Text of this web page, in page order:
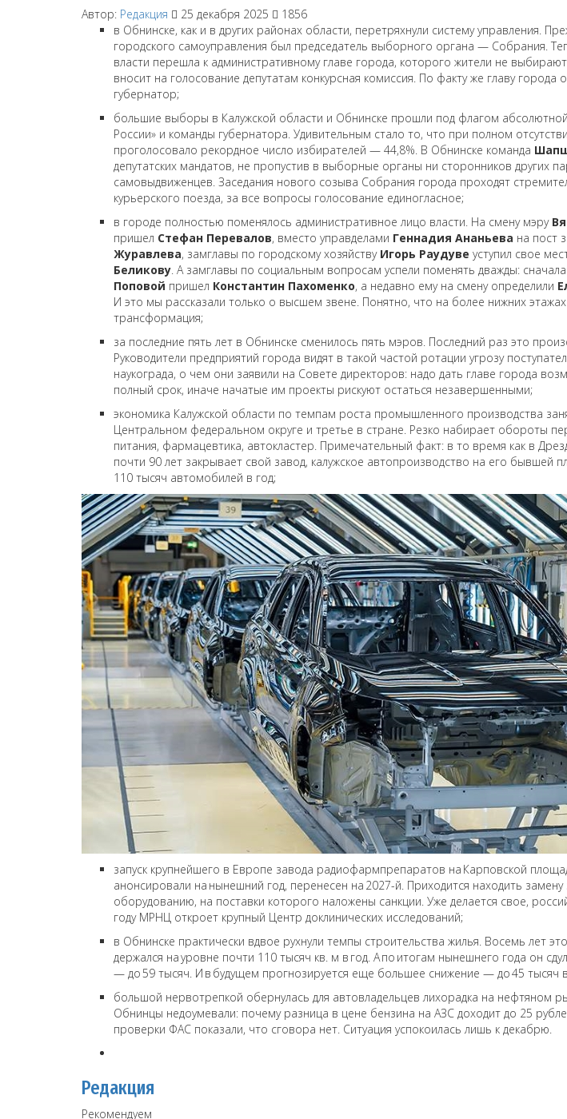
Автор: Редакция 25 декабря 2025
1856
в Обнинске, как и в других районах области, перетряхнули систему управления.
городского самоуправления был председатель выборного органа — Собрания.
власти перешла к административному главе города, которого жители не
вносит на голосование депутатам конкурсная комиссия. По факту же главу города
губернатор;
большие выборы в Калужской области и Обнинске прошли под флагом
России» и команды губернатора. Удивительным стало то, что при полном
проголосовало рекордное число избирателей — 44,8%. В Обнинске команда
депутатских мандатов, не пропустив в выборные органы ни сторонников других
самовыдвиженцев. Заседания нового созыва Собрания города проходят
курьерского поезда, за все вопросы голосование единогласное;
в городе полностью поменялось административное лицо власти. На смену мэру
пришел Стефан Перевалов, вместо управделами Геннадия Ананьева на пост
Журавлева, замглавы по городскому хозяйству Игорь Раудуве уступил свое
Беликову . А замглавы по социальным вопросам успели поменять дважды:
Поповой пришел Константин Пахоменко, а недавно ему на смену определили
И это мы рассказали только о высшем звене. Понятно, что на более нижних
трансформация;
за последние пять лет в Обнинске сменилось пять мэров. Последний раз это
Руководители предприятий города видят в такой частой ротации угрозу
наукограда, о чем они заявили на Совете директоров: надо дать главе города
полный срок, иначе начатые им проекты рискуют остаться незавершенными;
экономика Калужской области по темпам роста промышленного производства
Центральном федеральном округе и третье в стране. Резко набирает обороты
питания, фармацевтика, автокластер. Примечательный факт: в то время как в
почти 90 лет закрывает свой завод, калужское автопроизводство на его бывшей
110 тысяч автомобилей в год;
запуск крупнейшего в Европе завода радиофармпрепаратов на Карповской
анонсировали на нынешний год, перенесен на 2027-й. Приходится находить замену
оборудованию, на поставки которого наложены санкции. Уже делается свое,
году МРНЦ откроет крупный Центр доклинических исследований;
в Обнинске практически вдвое рухнули темпы строительства жилья. Восемь лет
держался на уровне почти 110 тысяч кв. м в год. А по итогам нынешнего года он
— до 59 тысяч. И в будущем прогнозируется еще большее снижение — до 45 тысяч в
большой нервотрепкой обернулась для автовладельцев лихорадка на нефтяном
Обнинцы недоумевали: почему разница в цене бензина на АЗС доходит до 25
проверки ФАС показали, что сговора нет. Ситуация успокоилась лишь к декабрю.
Редакция
Рекомендуем